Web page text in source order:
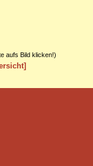
aufs Bild klicken!)